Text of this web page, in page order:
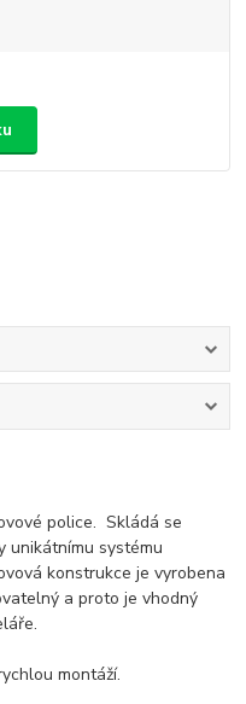
police. Skládá se
unikátnímu systému
konstrukce je vyrobena
a proto je vhodný
montáží.